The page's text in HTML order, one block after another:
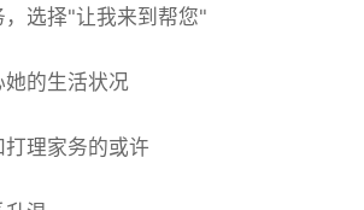
选择"让我来到帮您"
的生活状况
理家务的或许